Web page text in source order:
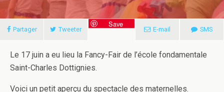
Partager Tweeter
Save
E-mail SMS
Le 17 juin a eu lieu la Fancy-Fair de l’école fondamentale
Saint-Charles Dottignies.
Voici un petit aperçu du spectacle des maternelles.